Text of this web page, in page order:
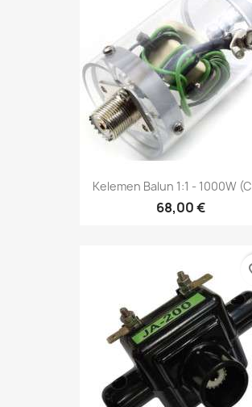
Kelemen Balun 1:1 - 1000W
68,00 €